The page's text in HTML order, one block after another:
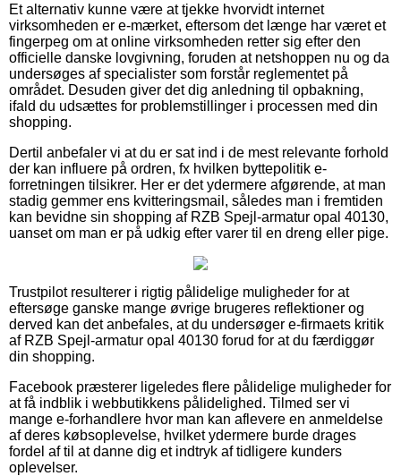
Et alternativ kunne være at tjekke hvorvidt internet
virksomheden er e-mærket, eftersom det længe har været et
fingerpeg om at online virksomheden retter sig efter den
officielle danske lovgivning, foruden at netshoppen nu og da
undersøges af specialister som forstår reglementet på
området. Desuden giver det dig anledning til opbakning,
ifald du udsættes for problemstillinger i processen med din
shopping.
Dertil anbefaler vi at du er sat ind i de mest relevante forhold
der kan influere på ordren, fx hvilken byttepolitik e-
forretningen tilsikrer. Her er det ydermere afgørende, at man
stadig gemmer ens kvitteringsmail, således man i fremtiden
kan bevidne sin shopping af RZB Spejl-armatur opal 40130,
uanset om man er på udkig efter varer til en dreng eller pige.
Trustpilot resulterer i rigtig pålidelige muligheder for at
eftersøge ganske mange øvrige brugeres reflektioner og
derved kan det anbefales, at du undersøger e-firmaets kritik
af RZB Spejl-armatur opal 40130 forud for at du færdiggør
din shopping.
Facebook præsterer ligeledes flere pålidelige muligheder for
at få indblik i webbutikkens pålidelighed. Tilmed ser vi
mange e-forhandlere hvor man kan aflevere en anmeldelse
af deres købsoplevelse, hvilket ydermere burde drages
fordel af til at danne dig et indtryk af tidligere kunders
oplevelser.